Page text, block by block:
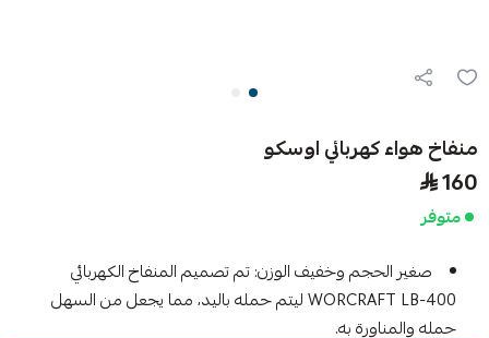
منفاخ هواء كهربائي اوسكو
160
متوفر
صغير الحجم وخفيف الوزن: تم تصميم المنفاخ الكهربائي
WORCRAFT LB-400 ليتم حمله باليد، مما يجعل من السهل
حمله والمناورة به.